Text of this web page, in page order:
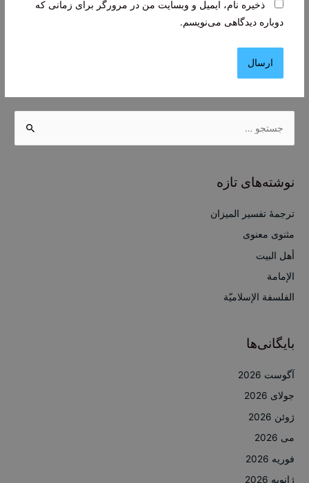
ذخیره نام، ایمیل و وبسایت من در مرورگر برای زمانی که
دوباره دیدگاهی می‌نویسم.
ب
ا
نوشته‌های تازه
ترجمۀ تفسیر المیزان
مثنوی معنوی
أهل البيت
الإمامة
الفلسفة الإسلاميّة
بایگانی‌ها
آگوست 2026
جولای 2026
ژوئن 2026
می 2026
فوریه 2026
ژانویه 2026